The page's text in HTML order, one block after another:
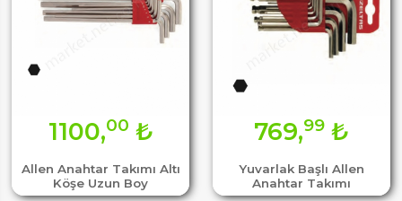
Allen Anahtar Takımı Altı
Köşe Uzun Boy
1100,00 ₺
Yuvarlak Başlı Allen
Anahtar Takımı
769,99₺